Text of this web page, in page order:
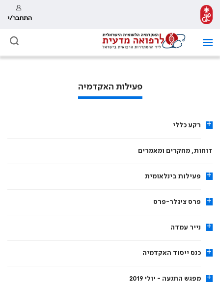
התחבר/י
פעילות האקדמיה
+ רקע כללי
דוחות, מחקרים ומאמרים
+ פעילות בינלאומית
+ פרס ציגלר-פרס
+ נייר עמדה
+ כנס ייסוד האקדמיה
+ מפגש התנעה - יולי 2019